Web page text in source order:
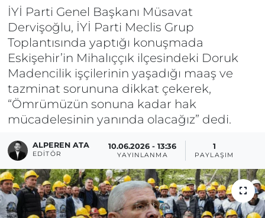
İYİ Parti Genel Başkanı Müsavat
Dervişoğlu, İYİ Parti Meclis Grup
Toplantısında yaptığı konuşmada
Eskişehir’in Mihalıççık ilçesindeki Doruk
Madencilik işçilerinin yaşadığı maaş ve
tazminat sorununa dikkat çekerek,
“Ömrümüzün sonuna kadar hak
mücadelesinin yanında olacağız” dedi.
ALPEREN ATA
EDITÖR
10.06.2026 - 13:36
YAYINLANMA
1
PAYLAŞIM